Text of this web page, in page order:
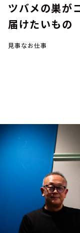
お知らせ
イベント・グ
YouTube
会社情報
ツバメの巣が
届けたいもの
見事なお仕事